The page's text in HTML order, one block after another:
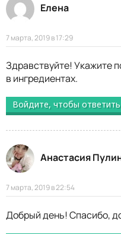
Елена
7 марта, 2019 в 17:29
Здравствуйте! Укажите
в ингредиентах.
Войдите, чтобы ответить
Анастасия
7 марта, 2019 в 22:54
Добрый день! Спасибо,